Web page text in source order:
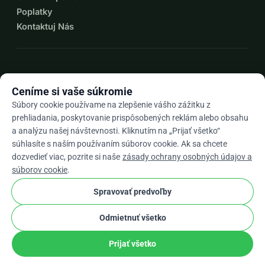
a inšpirovať celoživotnú lásku k učeniu. Pridajte sa k nám
na tejto vzrušujúcej ceste a sprístupnime vzdelávanie
Darujte teraz a zabezpečte si svoje doživotné bezplatné
členstvo, zatiaľ čo nám pomáhate revolučne zmeniť
vzdelávanie!
Ďakujeme za vašu štedrosť a vieru v moc vzdelania.
Poplatky
Kontaktuj Nás
Skarrow_drop_down
★★★★★4,9 / 5 na základe 500+ recenzií
WhyDonate
Súkromie a cookies
Obchodné podmienky
stripe checkOverený Partner
Ceníme si vaše súkromie
Súbory cookie používame na zlepšenie vášho zážitku z
prehliadania, poskytovanie prispôsobených reklám alebo obsahu
a analýzu našej návštevnosti. Kliknutím na „Prijať všetko“
súhlasíte s naším používaním súborov cookie. Ak sa chcete
dozvedieť viac, pozrite si naše zásady ochrany osobných údajov a
súborov cookie.
Spravovať predvoľby
Odmietnuť všetko
Prijať všetko